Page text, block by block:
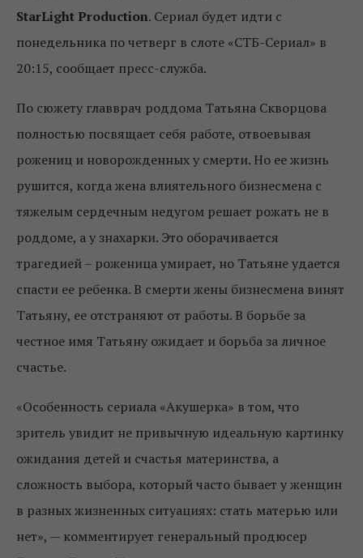
StarLight Production. Сериал будет идти с
понедельника по четверг в слоте «СТБ-Сериал» в
20:15, сообщает пресс-служба.
По сюжету главврач роддома Татьяна Скворцова
полностью посвящает себя работе, отвоевывая
рожениц и новорожденных у смерти. Но ее жизнь
рушится, когда жена влиятельного бизнесмена с
тяжелым сердечным недугом решает рожать не в
роддоме, а у знахарки. Это оборачивается
трагедией – роженица умирает, но Татьяне удается
спасти ее ребенка. В смерти жены бизнесмена винят
Татьяну, ее отстраняют от работы. В борьбе за
честное имя Татьяну ожидает и борьба за личное
счастье.
«Особенность сериала «Акушерка» в том, что
зритель увидит не привычную идеальную картинку
ожидания детей и счастья материнства, а
сложность выбора, который часто бывает у женщин
в разных жизненных ситуациях: стать матерью или
нет», — комментирует генеральный продюсер